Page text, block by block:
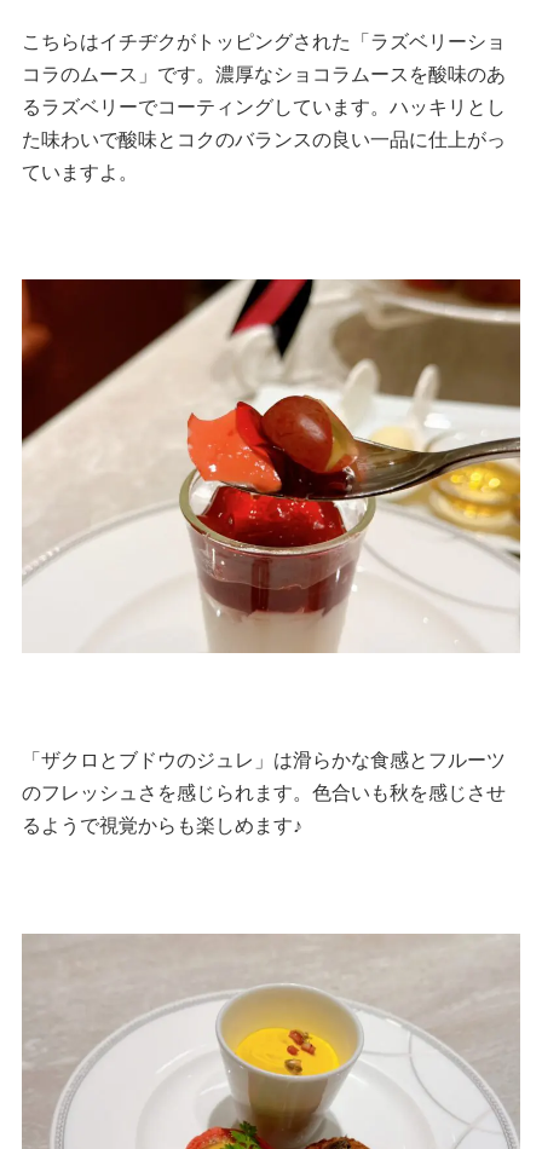
こちらはイチヂクがトッピングされた「ラズベリーショ
コラのムース」です。濃厚なショコラムースを酸味のあ
るラズベリーでコーティングしています。ハッキリとし
た味わいで酸味とコクのバランスの良い一品に仕上がっ
ていますよ。
「ザクロとブドウのジュレ」は滑らかな食感とフルーツ
のフレッシュさを感じられます。色合いも秋を感じさせ
るようで視覚からも楽しめます♪